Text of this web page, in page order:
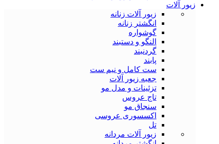
زیور آلات
زیور آلات زنانه
انگشتر زنانه
گوشواره
النگو و دستبند
گردنبند
پابند
ست کامل و نیم ست
جعبه زیور آلات
تزئینات و مدل مو
تاج عروس
سنجاق مو
اکسسوری عروسی
تل
زیور آلات مردانه